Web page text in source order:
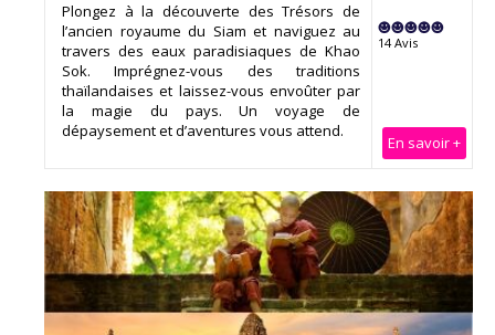
14 Avis
En savoir +
Plongez à la découverte des Trésors de
l’ancien royaume du Siam et naviguez au
travers des eaux paradisiaques de Khao
Sok. Imprégnez-vous des traditions
thaïlandaises et laissez-vous envoûter par
la magie du pays. Un voyage de
dépaysement et d’aventures vous attend.